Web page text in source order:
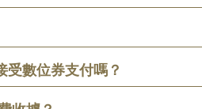
受數位券支付嗎？